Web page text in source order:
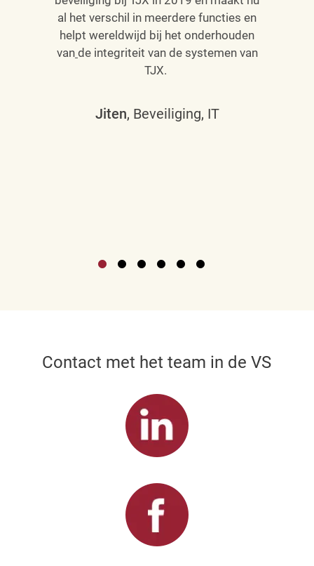
al het verschil in meerdere functies en
helpt wereldwijd bij het onderhouden
van de integriteit van de systemen van
TJX.
Jiten, Beveiliging, IT
Contact met het team in de VS